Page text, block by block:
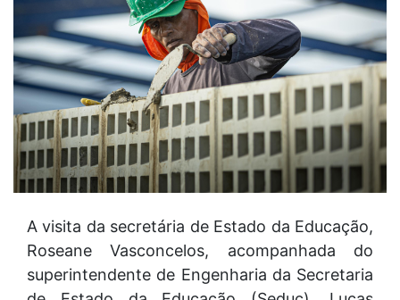
A visita da secretária de Estado da Educação,
Roseane Vasconcelos, acompanhada do
superintendente de Engenharia da Secretaria